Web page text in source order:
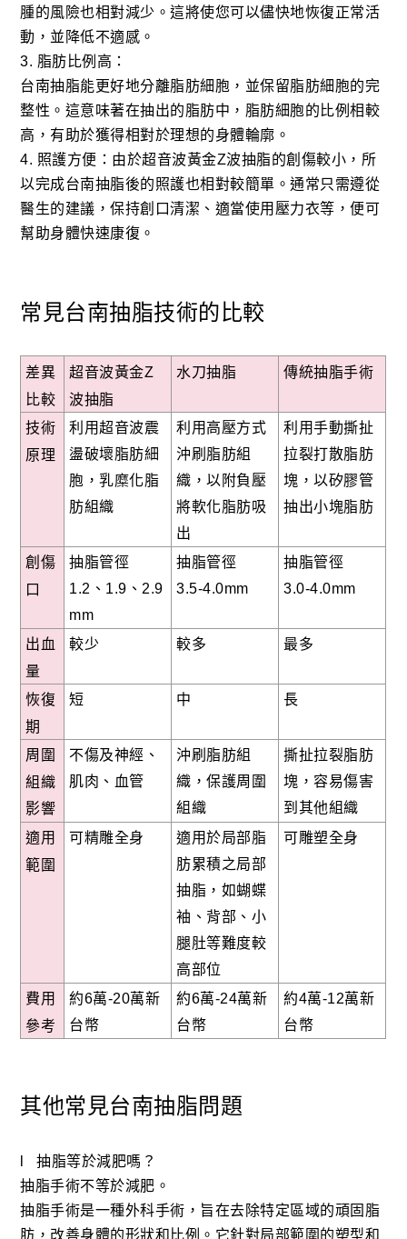
腫的風險也相對減少。這將使您可以儘快地恢復正常活
動，並降低不適感。
3. 脂肪比例高：
台南抽脂能更好地分離脂肪細胞，並保留脂肪細胞的完
整性。這意味著在抽出的脂肪中，脂肪細胞的比例相較
高，有助於獲得相對於理想的身體輪廓。
4. 照護方便：由於超音波黃金Z波抽脂的創傷較小，所
以完成台南抽脂後的照護也相對較簡單。通常只需遵從
醫生的建議，保持創口清潔、適當使用壓力衣等，便可
幫助身體快速康復。
常見台南抽脂技術的比較
差異
比較
超音波黃金Z
波抽脂
水刀抽脂 傳統抽脂手術
技術
原理
利用超音波震
盪破壞脂肪細
胞，乳糜化脂
肪組織
利用高壓方式
沖刷脂肪組
織，以附負壓
將軟化脂肪吸
出
利用手動撕扯
拉裂打散脂肪
塊，以矽膠管
抽出小塊脂肪
創傷
口
抽脂管徑
1.2 、1.9、2.9
mm
抽脂管徑
3.5-4.0mm
抽脂管徑
3.0-4.0mm
出血
量
較少 較多 最多
恢復
期
短 中 長
周圍
組織
影響
不傷及神經、
肌肉、血管
沖刷脂肪組
織，保護周圍
組織
撕扯拉裂脂肪
塊，容易傷害
到其他組織
適用
範圍
可精雕全身
適用於局部脂
肪累積之局部
抽脂，如蝴蝶
袖、背部、小
腿肚等難度較
高部位
可雕塑全身
費用
參考
約6萬-20萬新
台幣
約6萬-24萬新
台幣
約4萬-12萬新
台幣
其他常見台南抽脂問題
l 抽脂等於減肥嗎？
抽脂手術不等於減肥。
抽脂手術是一種外科手術，旨在去除特定區域的頑固脂
肪，改善身體的形狀和比例。它針對局部範圍的塑型和